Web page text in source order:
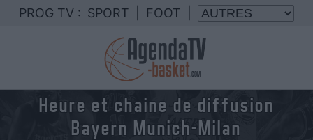
PROG TV : SPORT FOOT
Heure et chaine de diffusion
Bayern Munich-Milan